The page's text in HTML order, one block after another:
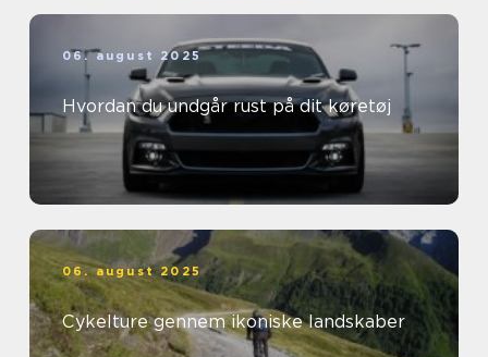
06. august 2025
Hvordan du undgår rust på dit køretøj
06. august 2025
Cykelture gennem ikoniske landskaber